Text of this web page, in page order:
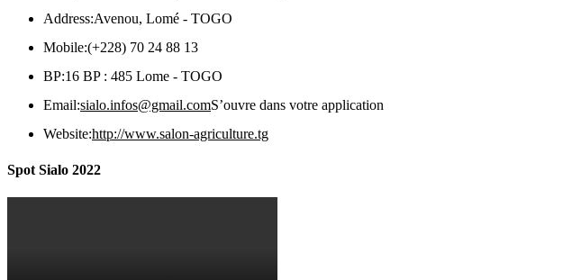
Address:Avenou, Lomé - TOGO
Mobile:(+228) 70 24 88 13
BP:16 BP : 485 Lome - TOGO
Email:sialo.infos@gmail.comS’ouvre dans votre application
Website:http://www.salon-agriculture.tg
Spot Sialo 2022